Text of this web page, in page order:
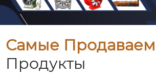
Самые
Продукты